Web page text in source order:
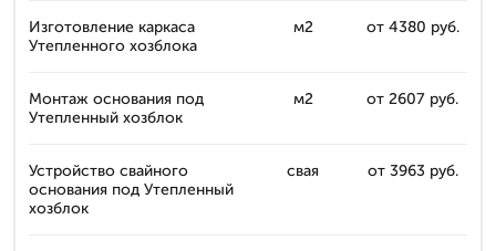
Изготовление каркаса
Утепленного хозблока
м2 от 4380 руб.
Монтаж основания под
Утепленный хозблок
м2 от 2607 руб.
Устройство свайного
основания под Утепленный
хозблок
свая от 3963 руб.